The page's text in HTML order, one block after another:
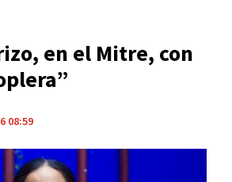
en el Mitre, con
08:59